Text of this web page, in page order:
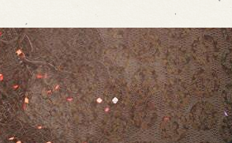
予約
WEB予約 メールフォームから予